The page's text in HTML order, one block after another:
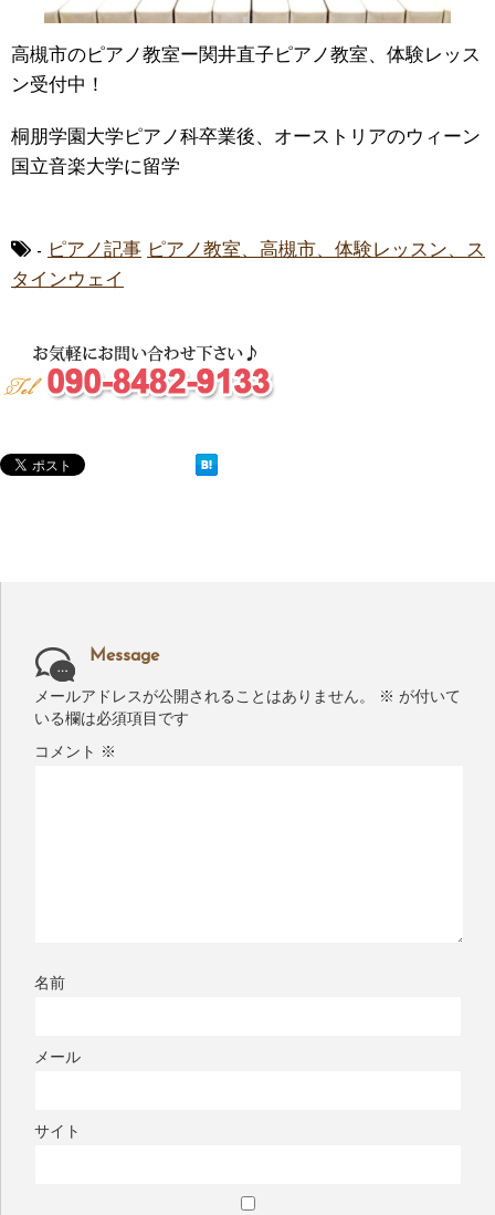
高槻市のピアノ教室ー関井直子ピアノ教室、体験レッス
ン受付中！
桐朋学園大学ピアノ科卒業後、オーストリアのウィーン
国立音楽大学に留学
- ピアノ記事 ピアノ教室、高槻市、体験レッスン、ス
タインウェイ
Message
メールアドレスが公開されることはありません。 ※ が付いて
いる欄は必須項目です
コメント ※
名前
メール
サイト